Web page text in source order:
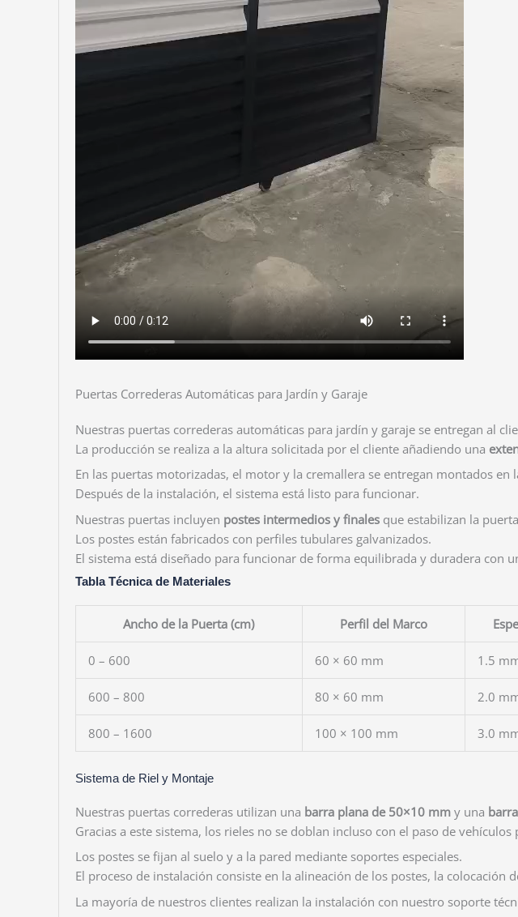
Puertas Correderas Automáticas para Jardín y Garaje
Nuestras puertas correderas automáticas para jardín y garaje se entregan al
La producción se realiza a la altura solicitada por el cliente añadiendo una
En las puertas motorizadas, el motor y la cremallera se entregan montados en
Después de la instalación, el sistema está listo para funcionar.
Nuestras puertas incluyen postes intermedios y finalesque estabilizan la
Los postes están fabricados con perfiles tubulares galvanizados.
El sistema está diseñado para funcionar de forma equilibrada y duradera con
Tabla Técnica de Materiales
Ancho de la Puerta (cm) Perfil del Marco
0 – 600 60 × 60 mm 1.5
600 – 800 80 × 60 mm 2.0
800 – 1600 100 × 100 mm 3.0
Sistema de Riel y Montaje
Nuestras puertas correderas utilizan una barra plana de 50×10 mmy una
Gracias a este sistema, los rieles no se doblan incluso con el paso de vehículos
Los postes se fijan al suelo y a la pared mediante soportes especiales.
El proceso de instalación consiste en la alineación de los postes, la
La mayoría de nuestros clientes realizan la instalación con nuestro soporte